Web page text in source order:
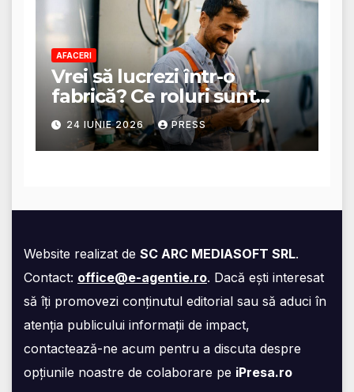
AFACERI
Vrei să lucrezi într-o
fabrică? Ce roluri sunt
disponibile și ce presupun
acestea
24 IUNIE 2026 PRESS
Website realizat de SC ARC MEDIASOFT SRL.
Contact: office@e-agentie.ro. Dacă ești interesat
să îți promovezi conținutul editorial sau să aduci în
atenția publicului informații de impact,
contactează-ne acum pentru a discuta despre
opțiunile noastre de colaborare pe iPresa.ro